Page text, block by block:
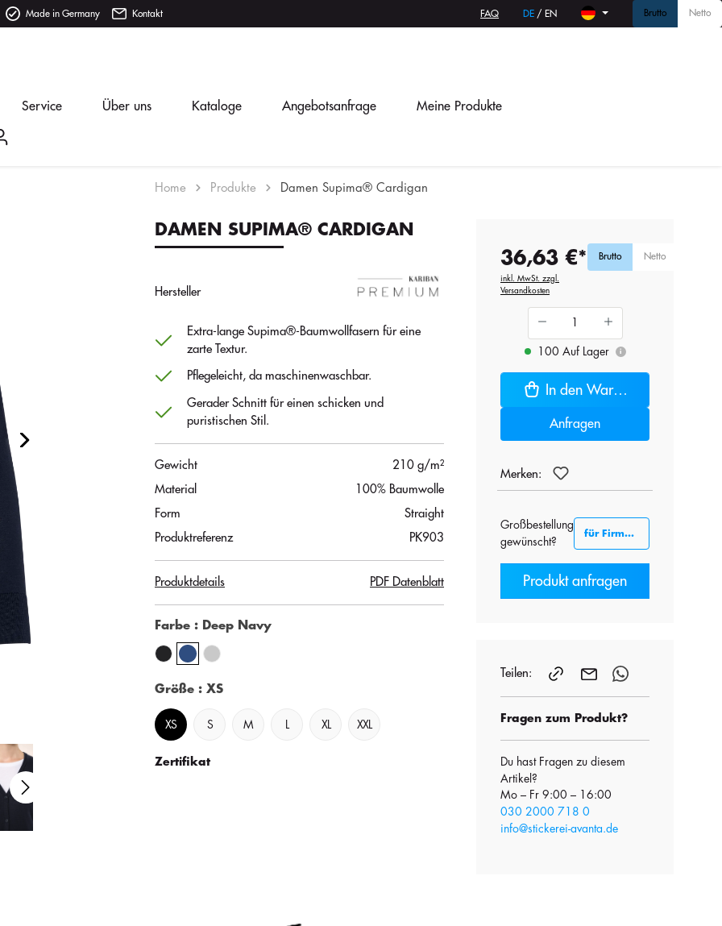
Made in Germany Kontakt FAQ DE / EN Brutto Netto
Service Über uns Kataloge Angebotsanfrage Meine Produkte
Home Produkte Damen Supima® Cardigan
DAMEN SUPIMA® CARDIGAN
Hersteller
Extra-lange Supima®-Baumwollfasern für eine
zarte Textur.
Pflegeleicht, da maschinenwaschbar.
Gerader Schnitt für einen schicken und
puristischen Stil.
Gewicht
210 g/m²
Material
100% Baumwolle
Form
Straight
Produktreferenz
PK903
Produktdetails PDF Datenblatt
Farbe : Deep Navy
Größe : XS
XS S M XL XXL
Zertifikat
36,63 €*
inkl. MwSt. zzgl.
Versandkosten
Brutto Netto
100 Auf Lager i
In den Warenkorb
Anfragen
Merken:
Großbestellung
gewünscht?
für Firmenkunden B2B
Produkt anfragen
Teilen:
Fragen zum Produkt?
Du hast Fragen zu diesem
Artikel?
Mo – Fr 9:00 – 16:00
030 2000 718 0
info@stickerei-avanta.de